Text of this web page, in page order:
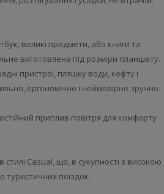
великі предмети, або книги та
виготовлена під розміри планшету.
пристрої, пляшку води, кофту і
ергономічно і неймовірно зручно.
приплив повітря для комфорту
Casual, що, в сукупності з високою
туристичних поїздок.